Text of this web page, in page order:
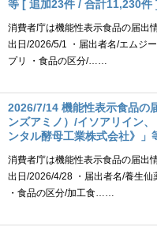
等 [ 追加23件 / 合計11,230件
消費者庁は機能性表示食品の届出
出日/2026/5/1 ・届出者名/エムジ
プリ ・食品の区分/……
2026/7/14 機能性表示食品の
ンズアミノ）/イソアリイン
ンタル酵母工業株式会社》
消費者庁は機能性表示食品の届出
出日/2026/4/28 ・届出者名/養生
・食品の区分/加工食……